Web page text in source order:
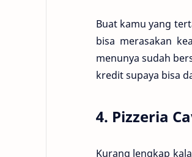
Buat kamu yang
bisa merasakan
menunya sudah
kredit supaya bisa
4. Pizzeria
Kurang lengkap